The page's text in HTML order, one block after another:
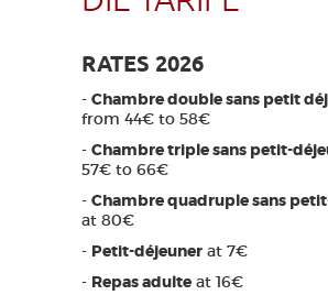
RATES 2026
- Chambre double sans petit
from 44€ to 58€
- Chambre triple sans petit-
57€ to 66€
- Chambre quadruple sans
at 80€
- Petit-déjeuner at 7€
- Repas adulte at 16€